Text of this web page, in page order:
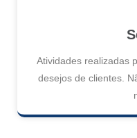
Atividades realizadas
desejos de clientes.